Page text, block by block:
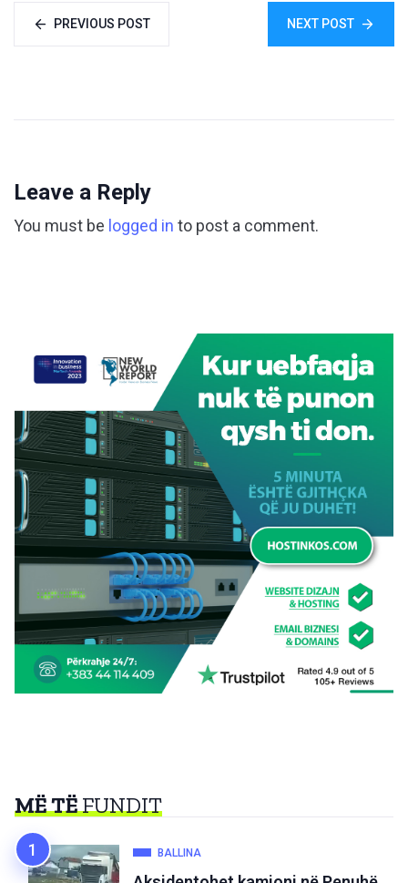
PREVIOUS POST NEXT POST
Leave a Reply
You must be logged in to post a comment.
MË TËFUNDIT
BALLINA